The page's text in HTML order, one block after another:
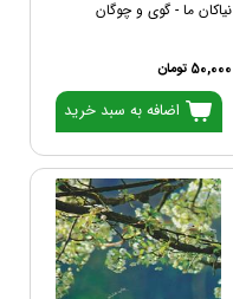
نیاکان ما - گوی و چوگان
50,000 تومان
اضافه به سبد خرید